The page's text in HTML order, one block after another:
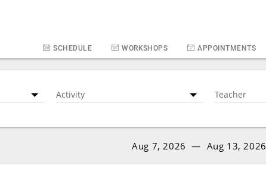
SCHEDULE WORKSHOPS APPOINTMENTS
Activity Teacher
Aug 7, 2026 — Aug 13, 2026